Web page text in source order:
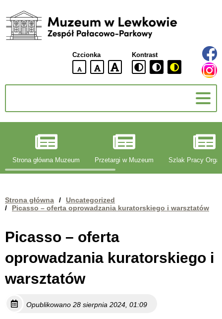
Muzeum
w
Czcionka
domyślna
czcionki
większa
czcionki
największa
czcionka
Kontrast
Strona główna Muzeum Przetargi w Muzeum Szlak Pracy
Strona główna /
Uncategorized
/
Picasso – oferta oprowadzania kuratorskiego i warsztatów
Picasso – oferta
oprowadzania kuratorskiego i
warsztatów
Opublikowano 28 sierpnia 2024, 01:09